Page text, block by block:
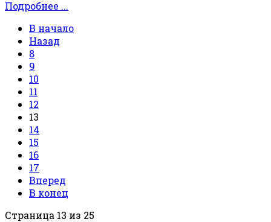
Подробнее ...
В начало
Назад
8
9
10
11
12
13
14
15
16
17
Вперед
В конец
Страница 13 из 25